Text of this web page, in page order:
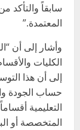
سابقاً والتأكد
المعتمدة.”
وأشار إلى أن
الكليات
إلى أن هذا
حساب الجودة
التعليمية
المتخصصة أو